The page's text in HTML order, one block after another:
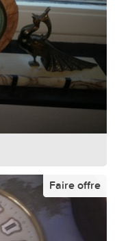
Faire offre